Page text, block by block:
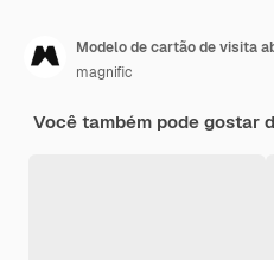
Modelo de cartão de visita
magnific
Você também pode gostar